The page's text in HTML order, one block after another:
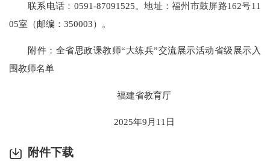
联系电话：0591-87091525。地址：福州市鼓屏路162号11
05室（邮编：350003）。
附件：全省思政课教师“大练兵”交流展示活动省级展示入
围教师名单
福建省教育厅
2025年9月11日
附件下载